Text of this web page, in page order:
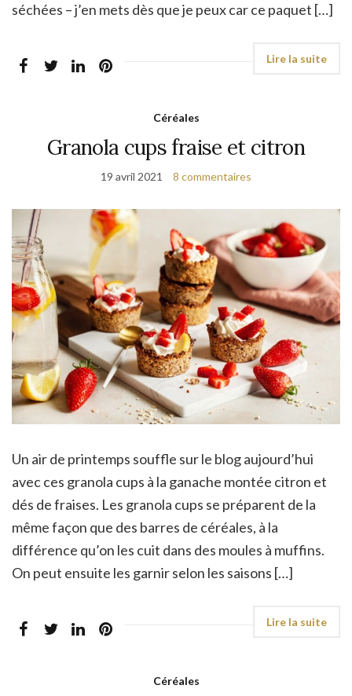
séchées – j’en mets dès que je peux car ce paquet […]
Céréales
Granola cups fraise et citron
19 avril 2021 8 commentaires
Un air de printemps souffle sur le blog aujourd’hui
avec ces granola cups à la ganache montée citron et
dés de fraises. Les granola cups se préparent de la
même façon que des barres de céréales, à la
différence qu’on les cuit dans des moules à muffins.
On peut ensuite les garnir selon les saisons […]
Céréales